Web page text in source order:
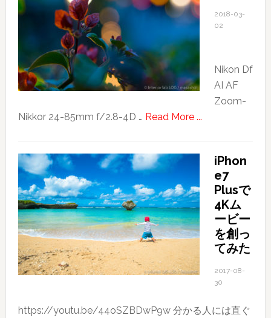
2018-03-
02
Nikon Df
AI AF
Zoom-
Nikkor 24-85mm f/2.8-4D … Read More ...about
iPhon
e7
Plusで
4Kム
ービー
を創っ
てみた
2017-08-
30
https://youtu.be/44oSZBDwP9w 分かる人には直ぐ